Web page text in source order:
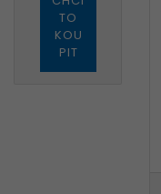
TO
KOU
PIT